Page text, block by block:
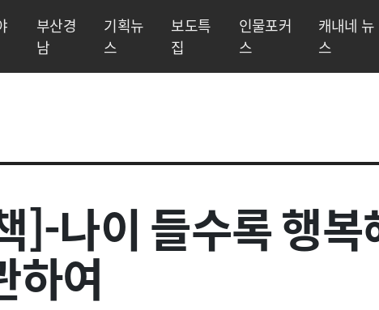
부산경
남
기획뉴
스
보도특
집
인물포커
스
캐내네 뉴
스
]-나이 들수록 행복
하여